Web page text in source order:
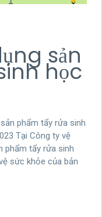
sản
học
phẩm tẩy rửa sinh
Tại Công ty vệ
phẩm tẩy rửa sinh
sức khỏe của bản